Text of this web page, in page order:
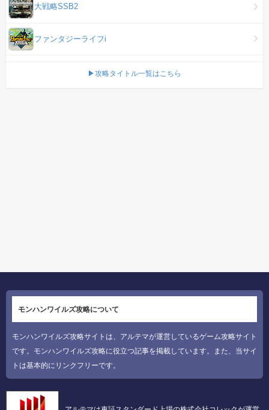
大戦略SSB2
ファンタジーライフi
▶攻略タイトル一覧はこちら
モンハンワイルズ攻略について
モンハンワイルズ攻略サイトは、アルテマが運営しているゲーム攻略サイト
です。モンハンワイルズ攻略に役立つ記事を掲載しています。また、当サイ
トは基本的にリンクフリーです。